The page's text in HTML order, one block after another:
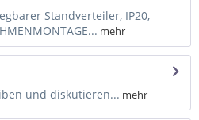
Standverteiler, IP20,
mehr
und diskutieren... mehr